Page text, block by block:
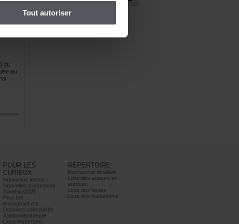
Toutautoriser
POURLES
CURIEUX
Nouveauxtextes
Nouvellestraductions
SureFire2025
Pourles
enseignant.e.s
Dossiersspécialisés
Audiovidéothèque
Liensimportants
RÉPERTOIRE
Recherchedétaillée
Listedesauteurset
autrices
Listedestextes
Listedestraductions